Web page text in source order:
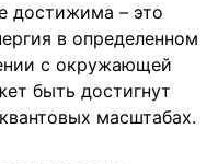
достижима – это
в определенном
с окружающей
быть достигнут
масштабах.